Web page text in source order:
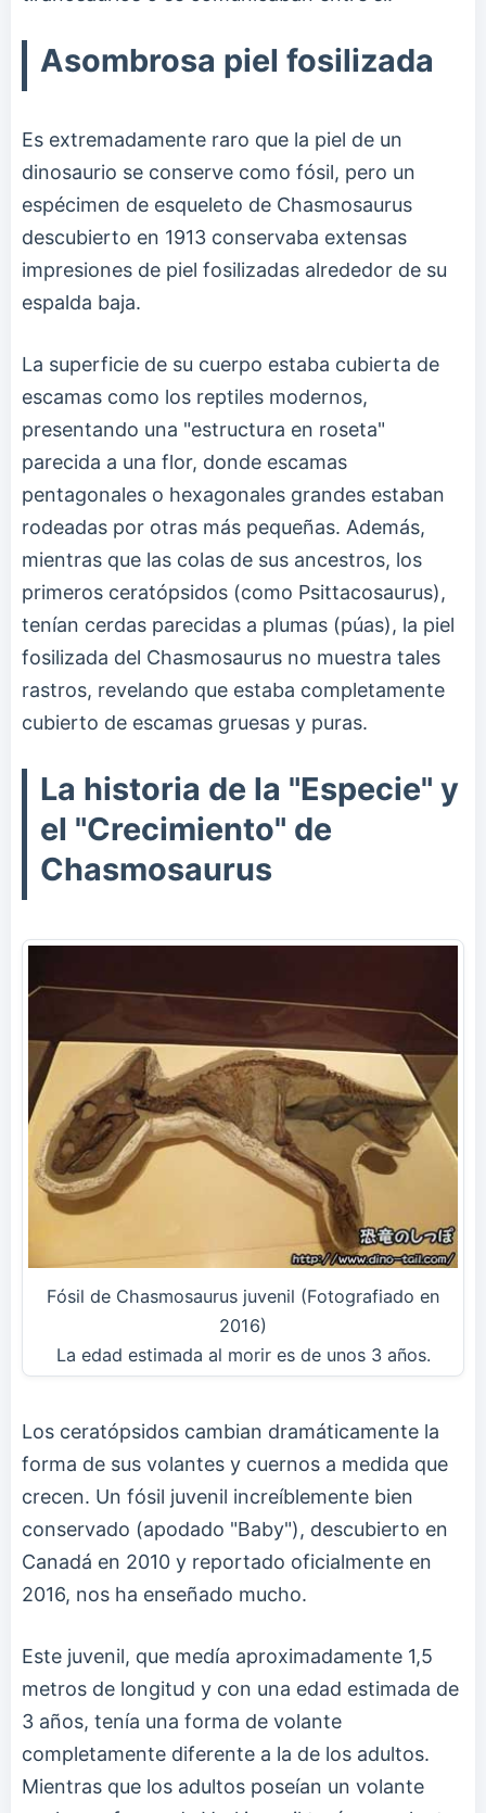
Asombrosa piel fosilizada
Es extremadamente raro que la piel de un
dinosaurio se conserve como fósil, pero un
espécimen de esqueleto de Chasmosaurus
descubierto en 1913 conservaba extensas
impresiones de piel fosilizadas alrededor de su
espalda baja.
La superficie de su cuerpo estaba cubierta de
escamas como los reptiles modernos,
presentando una "estructura en roseta"
parecida a una flor, donde escamas
pentagonales o hexagonales grandes estaban
rodeadas por otras más pequeñas. Además,
mientras que las colas de sus ancestros, los
primeros ceratópsidos (como Psittacosaurus),
tenían cerdas parecidas a plumas (púas), la piel
fosilizada del Chasmosaurus no muestra tales
rastros, revelando que estaba completamente
cubierto de escamas gruesas y puras.
La historia de la "Especie" y
el "Crecimiento" de
Chasmosaurus
Fósil de Chasmosaurus juvenil (Fotografiado en
2016)
La edad estimada al morir es de unos 3 años.
Los ceratópsidos cambian dramáticamente la
forma de sus volantes y cuernos a medida que
crecen. Un fósil juvenil increíblemente bien
conservado (apodado "Baby"), descubierto en
Canadá en 2010 y reportado oficialmente en
2016, nos ha enseñado mucho.
Este juvenil, que medía aproximadamente 1,5
metros de longitud y con una edad estimada de
3 años, tenía una forma de volante
completamente diferente a la de los adultos.
Mientras que los adultos poseían un volante